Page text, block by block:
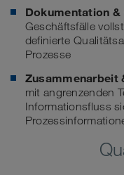
Dokumentation &
Geschäftsfälle
definierte
Prozesse
Zusammenarbeit
mit angrenzenden
Informationsfluss